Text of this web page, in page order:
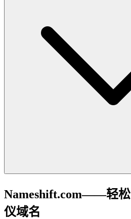
Nameshift.com——轻
仪域名